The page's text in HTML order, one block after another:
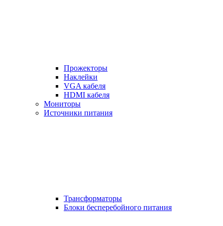
Прожекторы
Наклейки
VGA кабеля
HDMI кабеля
Мониторы
Источники питания
Трансформаторы
Блоки бесперебойного питания